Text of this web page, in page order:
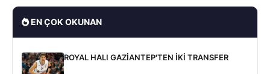
EN ÇOK OKUNAN
ROYAL HALI GAZİANTEP'TEN İKİ TRANSFER